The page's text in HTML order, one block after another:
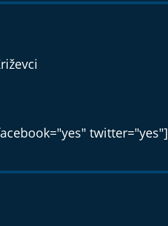
twitter="yes"]